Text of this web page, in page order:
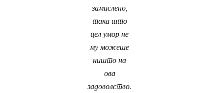
замислено,
така што
цел умор не
му можеше
ништо на
ова
задоволство.